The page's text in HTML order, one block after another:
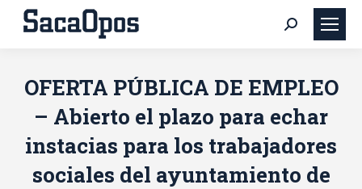
Buscar:
OFERTA PÚBLICA DE EMPLEO
– Abierto el plazo para echar
instacias para los trabajadores
sociales del ayuntamiento de